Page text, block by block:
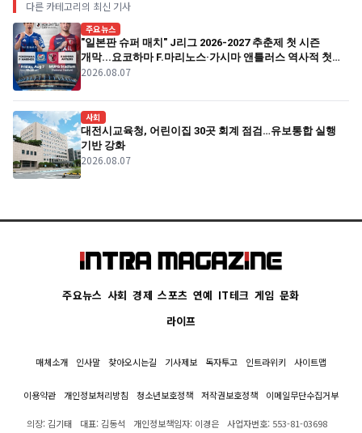
다른 카테고리의 최신 기사
주요뉴스
"일본판 슈퍼 매치" J리그 2026-2027 추춘제 첫 시즌
개막...요코하마 F.마리노스·가시마 앤틀러스 역사적 첫
경기
2026.08.07
사회
대전시교육청, 어린이집 30곳 회계 점검…유보통합 실행
기반 강화
2026.08.07
주요뉴스 사회 경제 스포츠 연예 IT테크 게임 문화
라이프
매체소개 인사말 찾아오시는길 기사제보 독자투고 인트라위키 사이트맵
이용약관 개인정보처리방침 청소년보호정책 저작권보호정책 이메일무단수집거부
의장: 김기태 대표: 김동석 개인정보책임자: 이경은
사업자번호: 553-81-03698